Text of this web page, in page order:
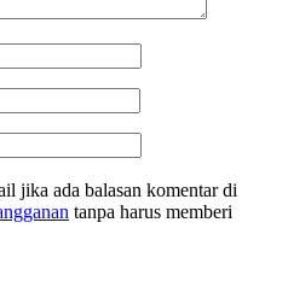
jika ada balasan komentar di
tanpa harus memberi